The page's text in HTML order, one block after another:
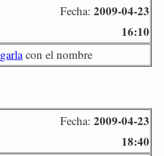
Fecha: 2009-04-23
16:10
con el nombre
Fecha: 2009-04-23
18:40